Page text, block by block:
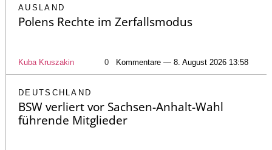
AUSLAND
Polens Rechte im Zerfallsmodus
Kuba Kruszakin 0 Kommentare — 8. August 2026 13:58
DEUTSCHLAND
BSW verliert vor Sachsen-Anhalt-Wahl
führende Mitglieder